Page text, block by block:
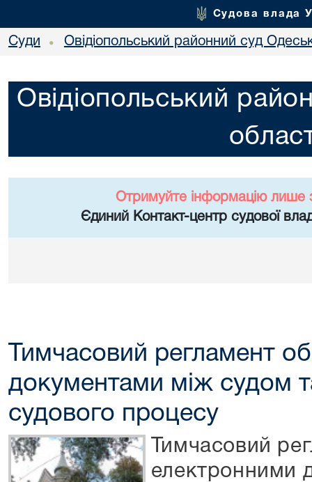
Судова влада
Суди • Овідіопольський районний суд
Овідіопольський
Отримуйте інформацію лише
Єдиний Контакт-центр судової
Тимчасовий регламент
документами між судом
судового процесу
Тимчасовий
електронними